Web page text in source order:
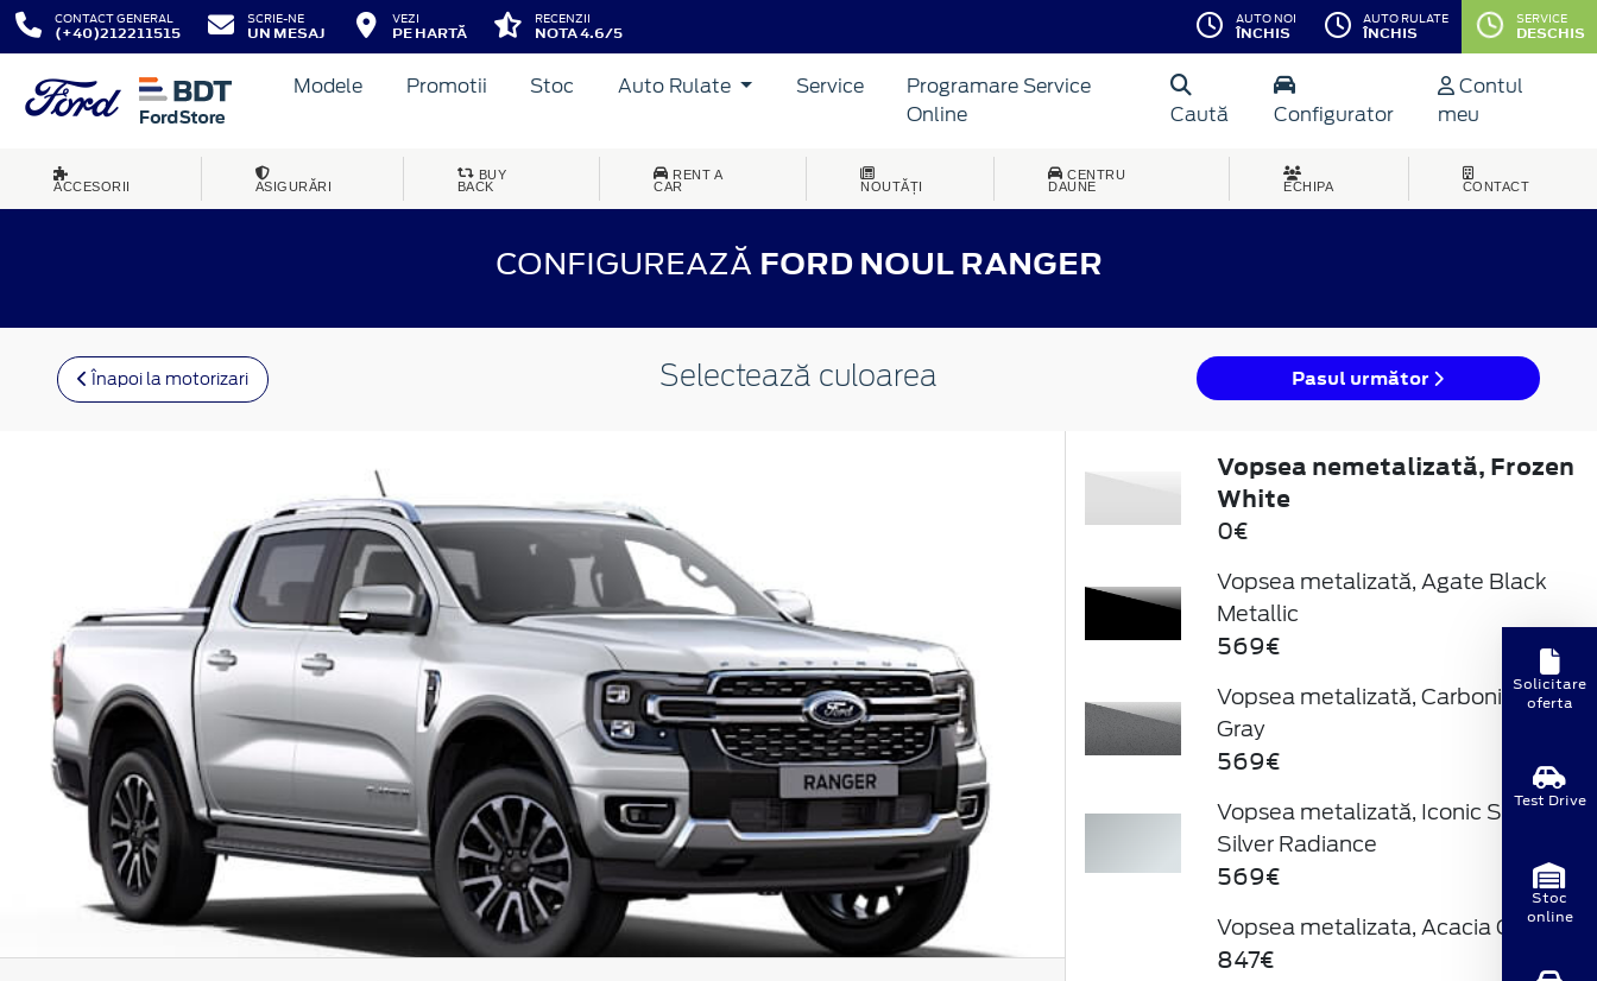
CONTACT GENERAL
(+40)212211515
SCRIE-NE
UN MESAJ
VEZI
PE HARTĂ
RECENZII
NOTA 4.6/5
AUTO NOI
ÎNCHIS
AUTO RULATE
ÎNCHIS
SERVICE
DESCHIS
Modele Promotii Stoc Auto Rulate Service
Programare Service
Online
Caută Configurator
Contul
meu
ACCESORII ASIGURĂRI
BUY
BACK
RENT A
CAR
NOUTĂȚI
CENTRU
DAUNE
ECHIPA CONTACT
CONFIGUREAZĂ FORD NOUL RANGER
Înapoi la motorizari Selectează culoarea Pasul următor
Vopsea nemetalizată, Frozen
White
0€
Vopsea metalizată, Agate Black
Metallic
569€
Vopsea metalizată, Carbonized
Gray
569€
Vopsea metalizată, Iconic Silver /
Silver Radiance
569€
Vopsea metalizata, Acacia Green
847€
Solicitare
oferta
Test Drive
Stoc
online